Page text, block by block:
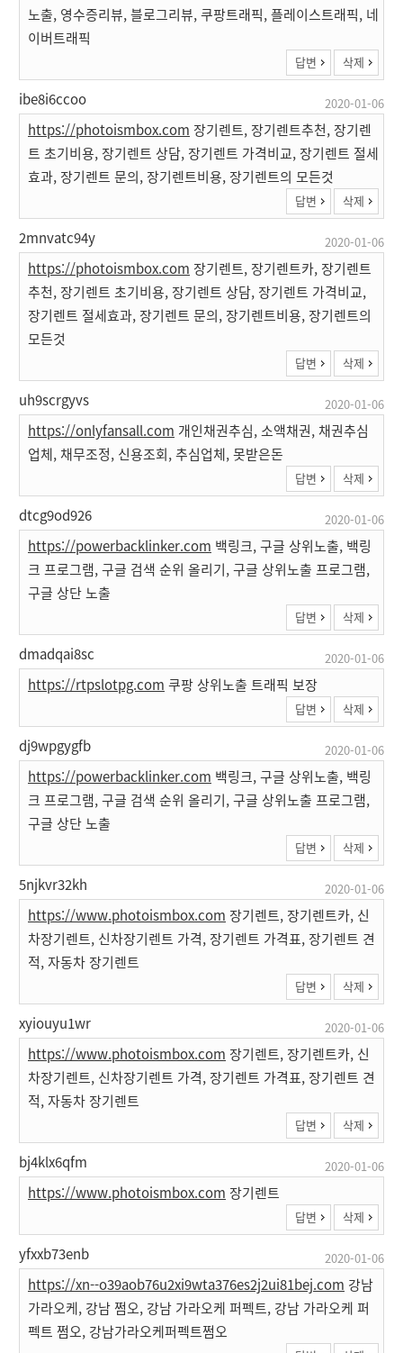
노출, 영수증리뷰, 블로그리뷰, 쿠팡트래픽, 플레이스트래픽, 네
이버트래픽
답변 삭제
ibe8i6ccoo 2020-01-06
https://photoismbox.com 장기렌트, 장기렌트추천, 장기렌
트 초기비용, 장기렌트 상담, 장기렌트 가격비교, 장기렌트 절세
효과, 장기렌트 문의, 장기렌트비용, 장기렌트의 모든것
답변 삭제
2mnvatc94y 2020-01-06
https://photoismbox.com 장기렌트, 장기렌트카, 장기렌트
추천, 장기렌트 초기비용, 장기렌트 상담, 장기렌트 가격비교,
장기렌트 절세효과, 장기렌트 문의, 장기렌트비용, 장기렌트의
모든것
답변 삭제
uh9scrgyvs 2020-01-06
https://onlyfansall.com 개인채권추심, 소액채권, 채권추심
업체, 채무조정, 신용조회, 추심업체, 못받은돈
답변 삭제
dtcg9od926 2020-01-06
https://powerbacklinker.com 백링크, 구글 상위노출, 백링
크 프로그램, 구글 검색 순위 올리기, 구글 상위노출 프로그램,
구글 상단 노출
답변 삭제
dmadqai8sc 2020-01-06
https://rtpslotpg.com 쿠팡 상위노출 트래픽 보장
답변 삭제
dj9wpgygfb 2020-01-06
https://powerbacklinker.com 백링크, 구글 상위노출, 백링
크 프로그램, 구글 검색 순위 올리기, 구글 상위노출 프로그램,
구글 상단 노출
답변 삭제
5njkvr32kh 2020-01-06
https://www.photoismbox.com 장기렌트, 장기렌트카, 신
차장기렌트, 신차장기렌트 가격, 장기렌트 가격표, 장기렌트 견
적, 자동차 장기렌트
답변 삭제
xyiouyu1wr 2020-01-06
https://www.photoismbox.com 장기렌트, 장기렌트카, 신
차장기렌트, 신차장기렌트 가격, 장기렌트 가격표, 장기렌트 견
적, 자동차 장기렌트
답변 삭제
bj4klx6qfm 2020-01-06
https://www.photoismbox.com 장기렌트
답변 삭제
yfxxb73enb 2020-01-06
https://xn--o39aob76u2xi9wta376es2j2ui81bej.com 강남
가라오케, 강남 쩜오, 강남 가라오케 퍼펙트, 강남 가라오케 퍼
펙트 쩜오, 강남가라오케퍼펙트쩜오